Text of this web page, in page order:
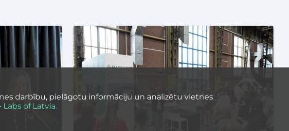
darbību, pielāgotu informāciju un analizētu vietnes
of Latvia.